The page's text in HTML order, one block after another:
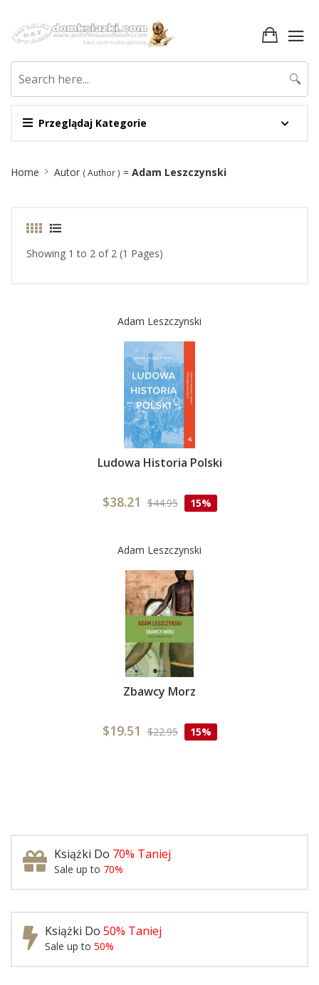
Przeglądaj Kategorie
🔍
Breadcrumb
Home Autor ( Author ) = Adam Leszczynski
Showing 1 to 2 of 2 (1 Pages)
Adam Leszczynski
Ludowa Historia Polski
$38.21 $44.95 15%
Adam Leszczynski
Zbawcy Morz
$19.51 $22.95 15%
Książki Do 70% Taniej
Sale up to 70%
Książki Do 50% Taniej
Sale up to 50%